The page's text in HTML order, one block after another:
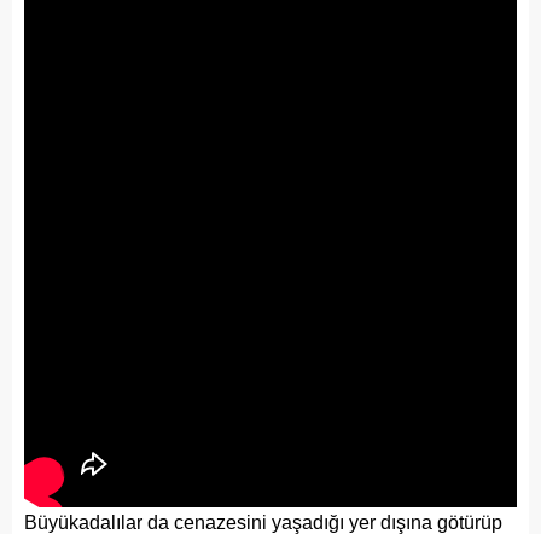
Büyükadalılar da cenazesini yaşadığı yer dışına götürüp